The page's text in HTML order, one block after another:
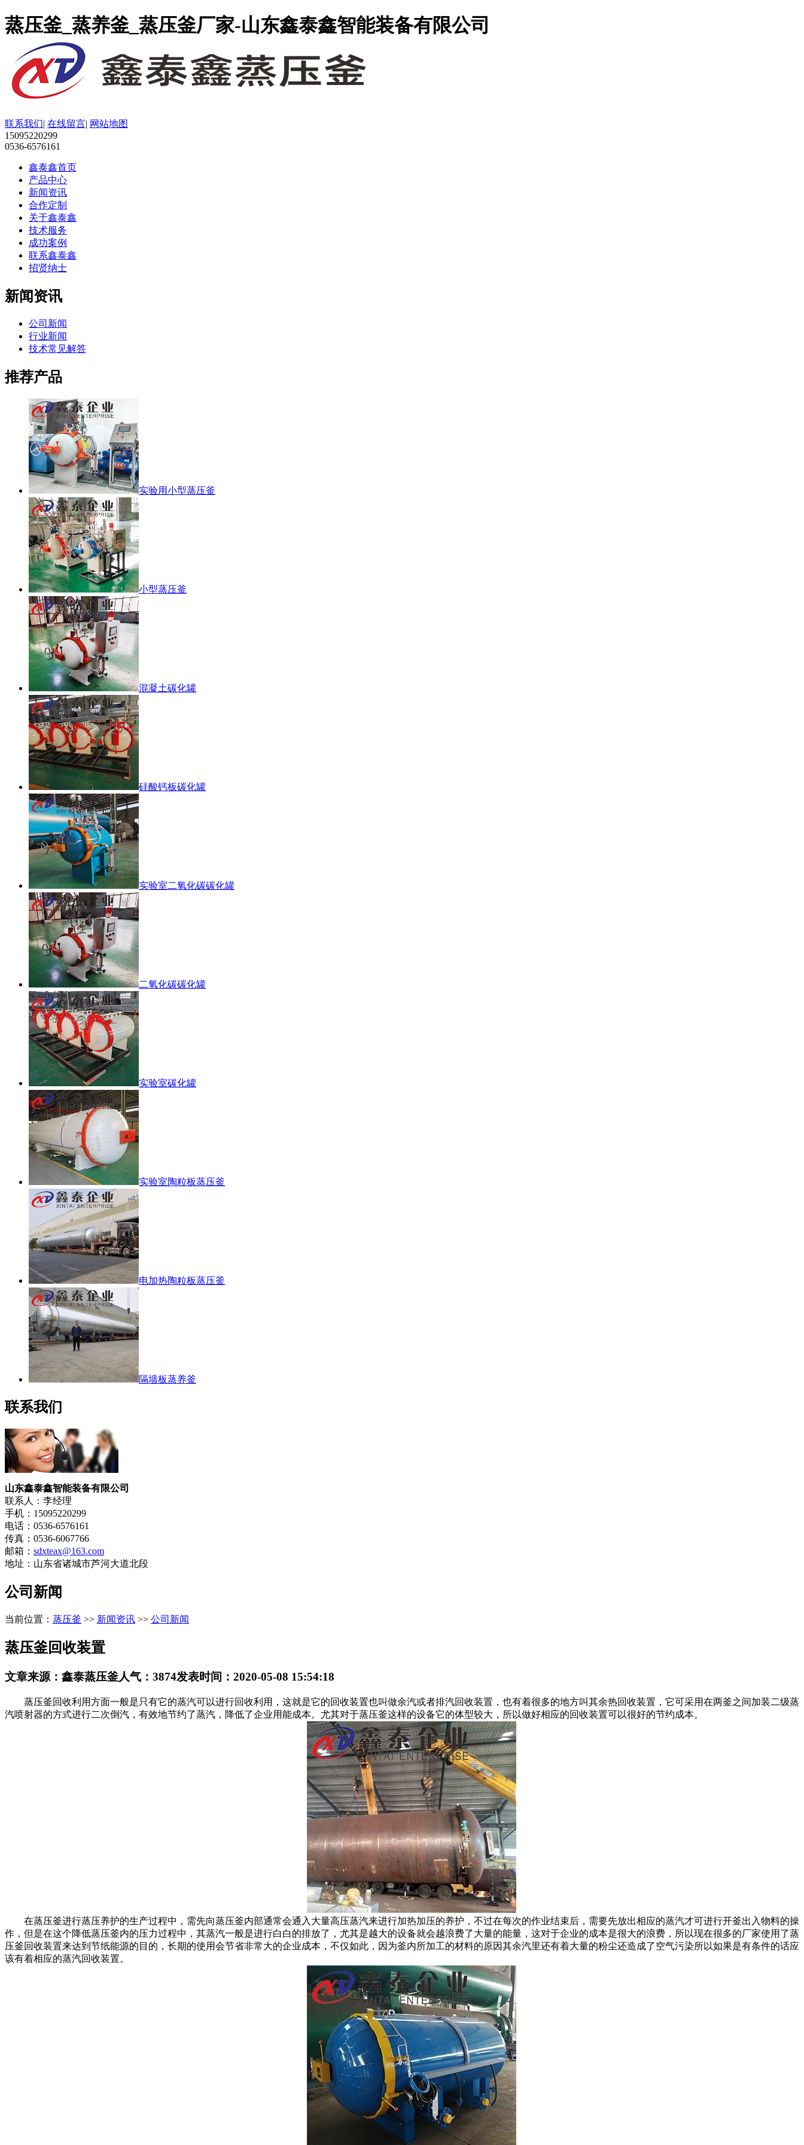
蒸压釜_蒸养釜_蒸压釜厂家-山东鑫泰鑫智能装备有限公司
联系我们| 在线留言| 网站地图
15095220299
0536-6576161
鑫泰鑫首页
产品中心
新闻资讯
合作定制
关于鑫泰鑫
技术服务
成功案例
联系鑫泰鑫
招贤纳士
新闻资讯
公司新闻
行业新闻
技术常见解答
推荐产品
实验用小型蒸压釜
小型蒸压釜
混凝土碳化罐
硅酸钙板碳化罐
实验室二氧化碳碳化罐
二氧化碳碳化罐
实验室碳化罐
实验室陶粒板蒸压釜
电加热陶粒板蒸压釜
隔墙板蒸养釜
联系我们
山东鑫泰鑫智能装备有限公司
联系人：李经理
手机：15095220299
电话：0536-6576161
传真：0536-6067766
邮箱： sdxteax@163.com
地址：山东省诸城市芦河大道北段
公司新闻
当前位置： 蒸压釜 >> 新闻资讯 >> 公司新闻
蒸压釜回收装置
文章来源：鑫泰蒸压釜人气：3874发表时间：2020-05-08 15:54:18
蒸压釜回收利用方面一般是只有它的蒸汽可以进行回收利用，这就是它的回收装置也叫做余汽或者排汽回收装置，也有着很多的地方叫其余热回收装置，它可采用在两釜之间加装二级蒸
汽喷射器的方式进行二次倒汽，有效地节约了蒸汽，降低了企业用能成本。尤其对于蒸压釜这样的设备它的体型较大，所以做好相应的回收装置可以很好的节约成本。
在蒸压釜进行蒸压养护的生产过程中，需先向蒸压釜内部通常会通入大量高压蒸汽来进行加热加压的养护，不过在每次的作业结束后，需要先放出相应的蒸汽才可进行开釜出入物料的操
作，但是在这个降低蒸压釜内的压力过程中，其蒸汽一般是进行白白的排放了，尤其是越大的设备就会越浪费了大量的能量，这对于企业的成本是很大的浪费，所以现在很多的厂家使用了蒸
压釜回收装置来达到节纸能源的目的，长期的使用会节省非常大的企业成本，不仅如此，因为釜内所加工的材料的原因其余汽里还有着大量的粉尘还造成了空气污染所以如果是有条件的话应
该有着相应的蒸汽回收装置。